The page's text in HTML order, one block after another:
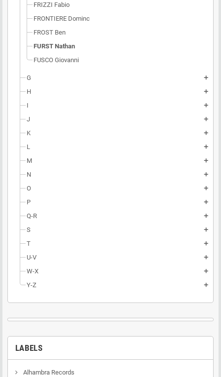
FRIZZI Fabio
FRONTIERE Dominc
FROST Ben
FURST Nathan
FUSCO Giovanni
G add
H add
I add
J add
K add
L add
M add
N add
O add
P add
Q-R add
S add
T add
U-V add
W-X add
Y-Z add
LABELS
Alhambra Records